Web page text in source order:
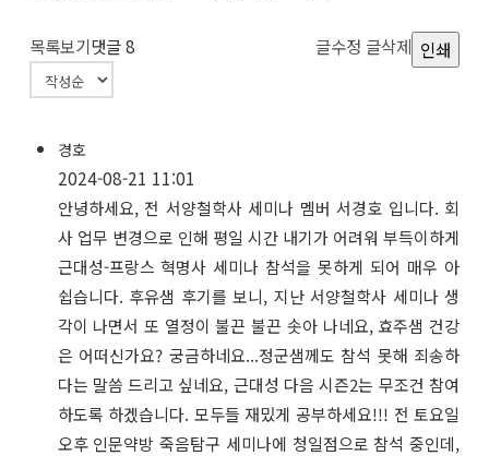
인쇄
목록보기 글수정 글삭제
댓글8
경호
2024-08-21 11:01
안녕하세요, 전 서양철학사 세미나 멤버 서경호 입니다. 회
사 업무 변경으로 인해 평일 시간 내기가 어려워 부득이하게
근대성-프랑스 혁명사 세미나 참석을 못하게 되어 매우 아
쉽습니다. 후유샘 후기를 보니, 지난 서양철학사 세미나 생
각이 나면서 또 열정이 불끈 불끈 솟아 나네요, 효주샘 건강
은 어떠신가요? 궁금하네요...정군샘께도 참석 못해 죄송하
다는 말씀 드리고 싶네요, 근대성 다음 시즌2는 무조건 참여
하도록 하겠습니다. 모두들 재밌게 공부하세요!!! 전 토요일
오후 인문약방 죽음탐구 세미나에 청일점으로 참석 중인데,